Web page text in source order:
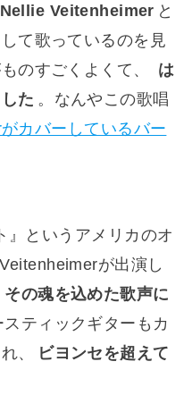
Nellie Veitenheimer と
て歌っているのを見
のすごくよくて、
は
た 。なんやこの歌唱
カバーしているバー
』というアメリカのオ
が出演し
その魂を込めた歌声に
スティックギターもカ
、
ビヨンセを超えて